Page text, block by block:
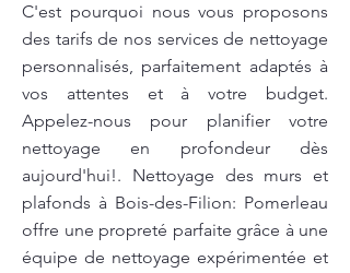
C'est pourquoi nous vous proposons
des tarifs de nos services de nettoyage
personnalisés, parfaitement adaptés à
vos attentes et à votre budget.
Appelez-nous pour planifier votre
nettoyage en profondeur dès
aujourd'hui!. Nettoyage des murs et
plafonds à Bois-des-Filion: Pomerleau
offre une propreté parfaite grâce à une
équipe de nettoyage expérimentée et